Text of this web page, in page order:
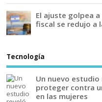
El ajuste golpea
fiscal se redujo a
Tecnología
Un nuevo
proteger contra
en las mujeres